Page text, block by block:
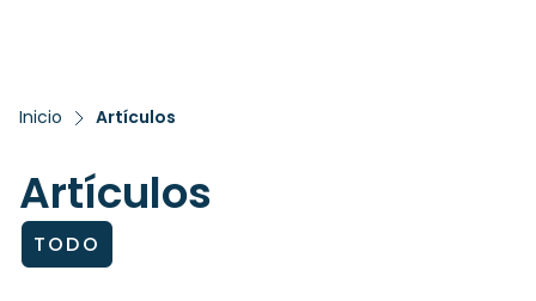
Inicio Artículos
Artículos
TODO